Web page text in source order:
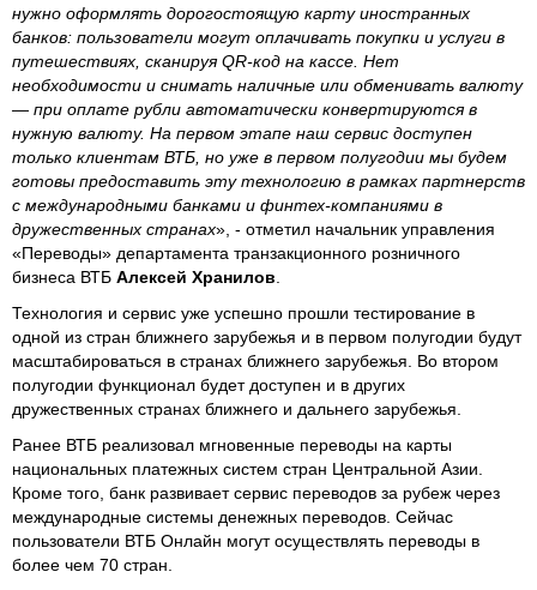
нужно оформлять дорогостоящую карту иностранных
банков: пользователи могут оплачивать покупки и услуги в
путешествиях, сканируя QR-код на кассе. Нет
необходимости и снимать наличные или обменивать валюту
— при оплате рубли автоматически конвертируются в
нужную валюту. На первом этапе наш сервис доступен
только клиентам ВТБ, но уже в первом полугодии мы будем
готовы предоставить эту технологию в рамках партнерств
с международными банками и финтех-компаниями в
дружественных странах», - отметил начальник управления
«Переводы» департамента транзакционного розничного
бизнеса ВТБ Алексей Хранилов
Технология и сервис уже успешно прошли тестирование в
одной из стран ближнего зарубежья и в первом полугодии будут
масштабироваться в странах ближнего зарубежья. Во втором
полугодии функционал будет доступен и в других
дружественных странах ближнего и дальнего зарубежья.
Ранее ВТБ реализовал мгновенные переводы на карты
национальных платежных систем стран Центральной Азии.
Кроме того, банк развивает сервис переводов за рубеж через
международные системы денежных переводов. Сейчас
пользователи ВТБ Онлайн могут осуществлять переводы в
более чем 70 стран.